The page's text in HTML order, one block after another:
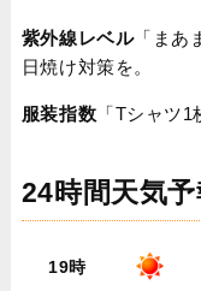
紫外線レベル「まあ
日焼け対策を。
服装指数 「Tシャツ1
24時間天気予
19時